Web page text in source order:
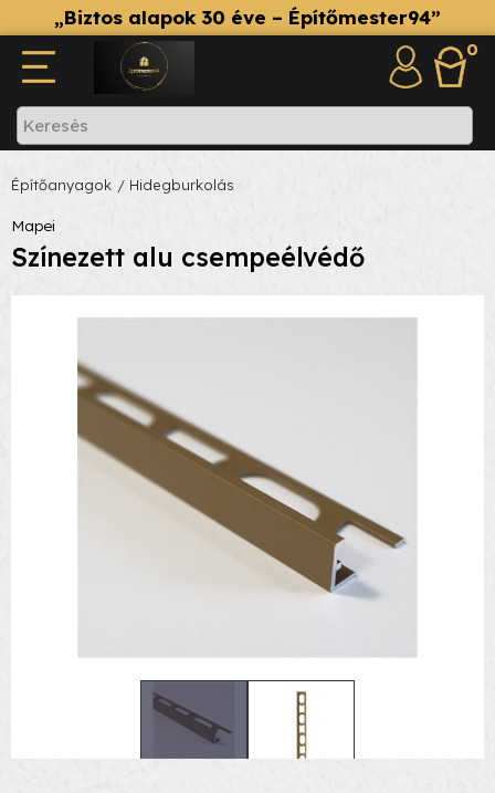
„Biztos alapok 30 éve – Építőmester94”
0
Építőanyagok / Hidegburkolás
Mapei
Színezett alu csempeélvédő